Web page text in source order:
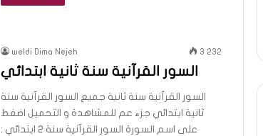
weldi Dima Nejeh 3 232
السور القرآنية سنة ثانية ابتدائي
السور القرآنية سنة ثانية جميع السور القرآنية سنة
ثانية ابتدائي جزء عم للمشاهدة و التحميل اضغط
على اسم السورة السور القرآنية سنة 2 ابتدائي :